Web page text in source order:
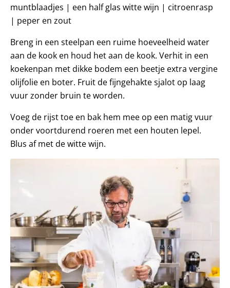
muntblaadjes | een half glas witte wijn | citroenrasp
| peper en zout
Breng in een steelpan een ruime hoeveelheid water
aan de kook en houd het aan de kook. Verhit in een
koekenpan met dikke bodem een beetje extra vergine
olijfolie en boter. Fruit de fijngehakte sjalot op laag
vuur zonder bruin te worden.
Voeg de rijst toe en bak hem mee op een matig vuur
onder voortdurend roeren met een houten lepel.
Blus af met de witte wijn.